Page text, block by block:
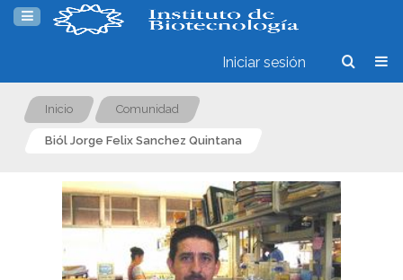
Iniciar sesión
Inicio Comunidad
Biól Jorge Felix Sanchez Quintana